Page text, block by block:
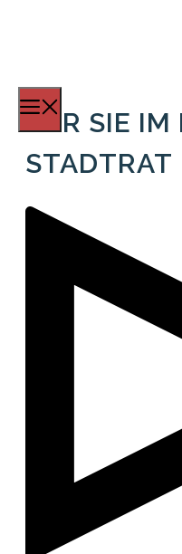
Menü
FÜR SIE IM
STADTRAT